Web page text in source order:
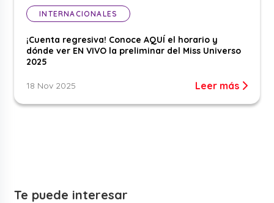
INTERNACIONALES
¡Cuenta regresiva! Conoce AQUÍ el horario y
dónde ver EN VIVO la preliminar del Miss Universo
2025
18 Nov 2025 Leer más
Te puede interesar